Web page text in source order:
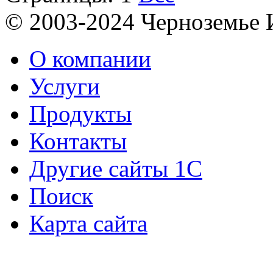
© 2003-2024
О компании
Услуги
Продукты
Контакты
Другие сайты 1С
Поиск
Карта сайта